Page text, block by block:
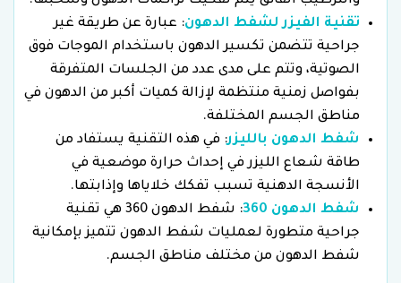
تقنية الفيزر لشفط الدهون: عبارة عن طريقة غير
جراحية تتضمن تكسير الدهون باستخدام الموجات فوق
الصوتية، وتتم على مدى عدد من الجلسات المتفرقة
بفواصل زمنية منتظمة لإزالة كميات أكبر من الدهون في
مناطق الجسم المختلفة.
شفط الدهون بالليزر: في هذه التقنية يستفاد من
طاقة شعاع الليزر في إحداث حرارة موضعية في
الأنسجة الدهنية تسبب تفكك خلاياها وإذابتها.
شفط الدهون 360
: شفط الدهون 360 هي تقنية
جراحية متطورة لعمليات شفط الدهون تتميز بإمكانية
شفط الدهون من مختلف مناطق الجسم.